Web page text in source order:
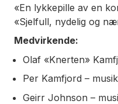
«En lykkepille av en
«Sjelfull, nydelig og
Medvirkende:
Olaf «Knerten»
Per Kamfjord –
Geirr Johnson –